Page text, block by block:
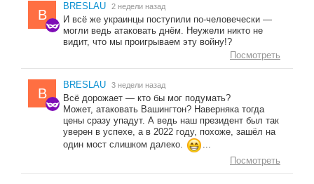
B
BRESLAU 2 недели назад
И всё же украинцы поступили по-человечески —
могли ведь атаковать днём. Неужели никто не
видит, что мы проигрываем эту войну!?
Посмотреть
B
BRESLAU 3 недели назад
Всё дорожает — кто бы мог подумать?
Может, атаковать Вашингтон? Наверняка тогда
цены сразу упадут. А ведь наш президент был так
уверен в успехе, а в 2022 году, похоже, зашёл на
один мост слишком далеко.
...
Посмотреть